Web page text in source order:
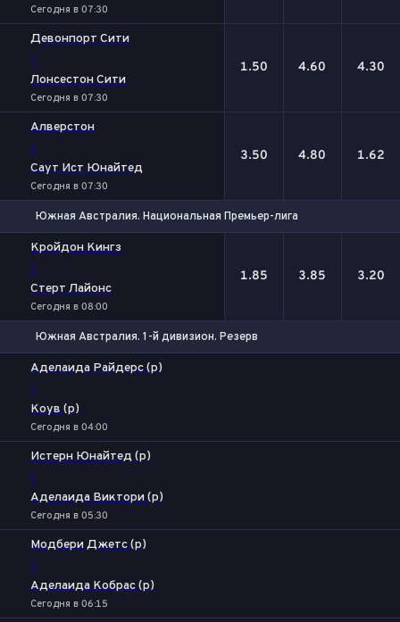
Сегодня в 07:30
Девонпорт Сити
-
Лонсестон Сити
Сегодня в 07:30
1.50 4.60 4.30
Алверстон
-
Саут Ист Юнайтед
Сегодня в 07:30
3.50 4.80 1.62
Южная Австралия. Национальная Премьер-лига
Кройдон Кингз
-
Стерт Лайонс
Сегодня в 08:00
1.85 3.85 3.20
Южная Австралия. 1-й дивизион. Резерв
Аделаида Райдерс (р)
-
Коув (р)
Сегодня в 04:00
Истерн Юнайтед (р)
-
Аделаида Виктори (р)
Сегодня в 05:30
Модбери Джетс (р)
-
Аделаида Кобрас (р)
Сегодня в 06:15